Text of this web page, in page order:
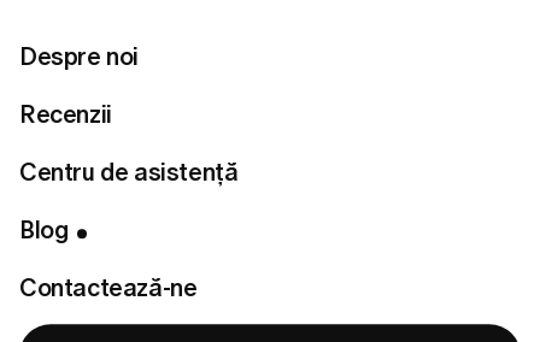
Despre noi
Recenzii
Centru de asistență
Blog
Contactează-ne
Pregătită să îți găsești stilul perfect?
Fă testul de stil